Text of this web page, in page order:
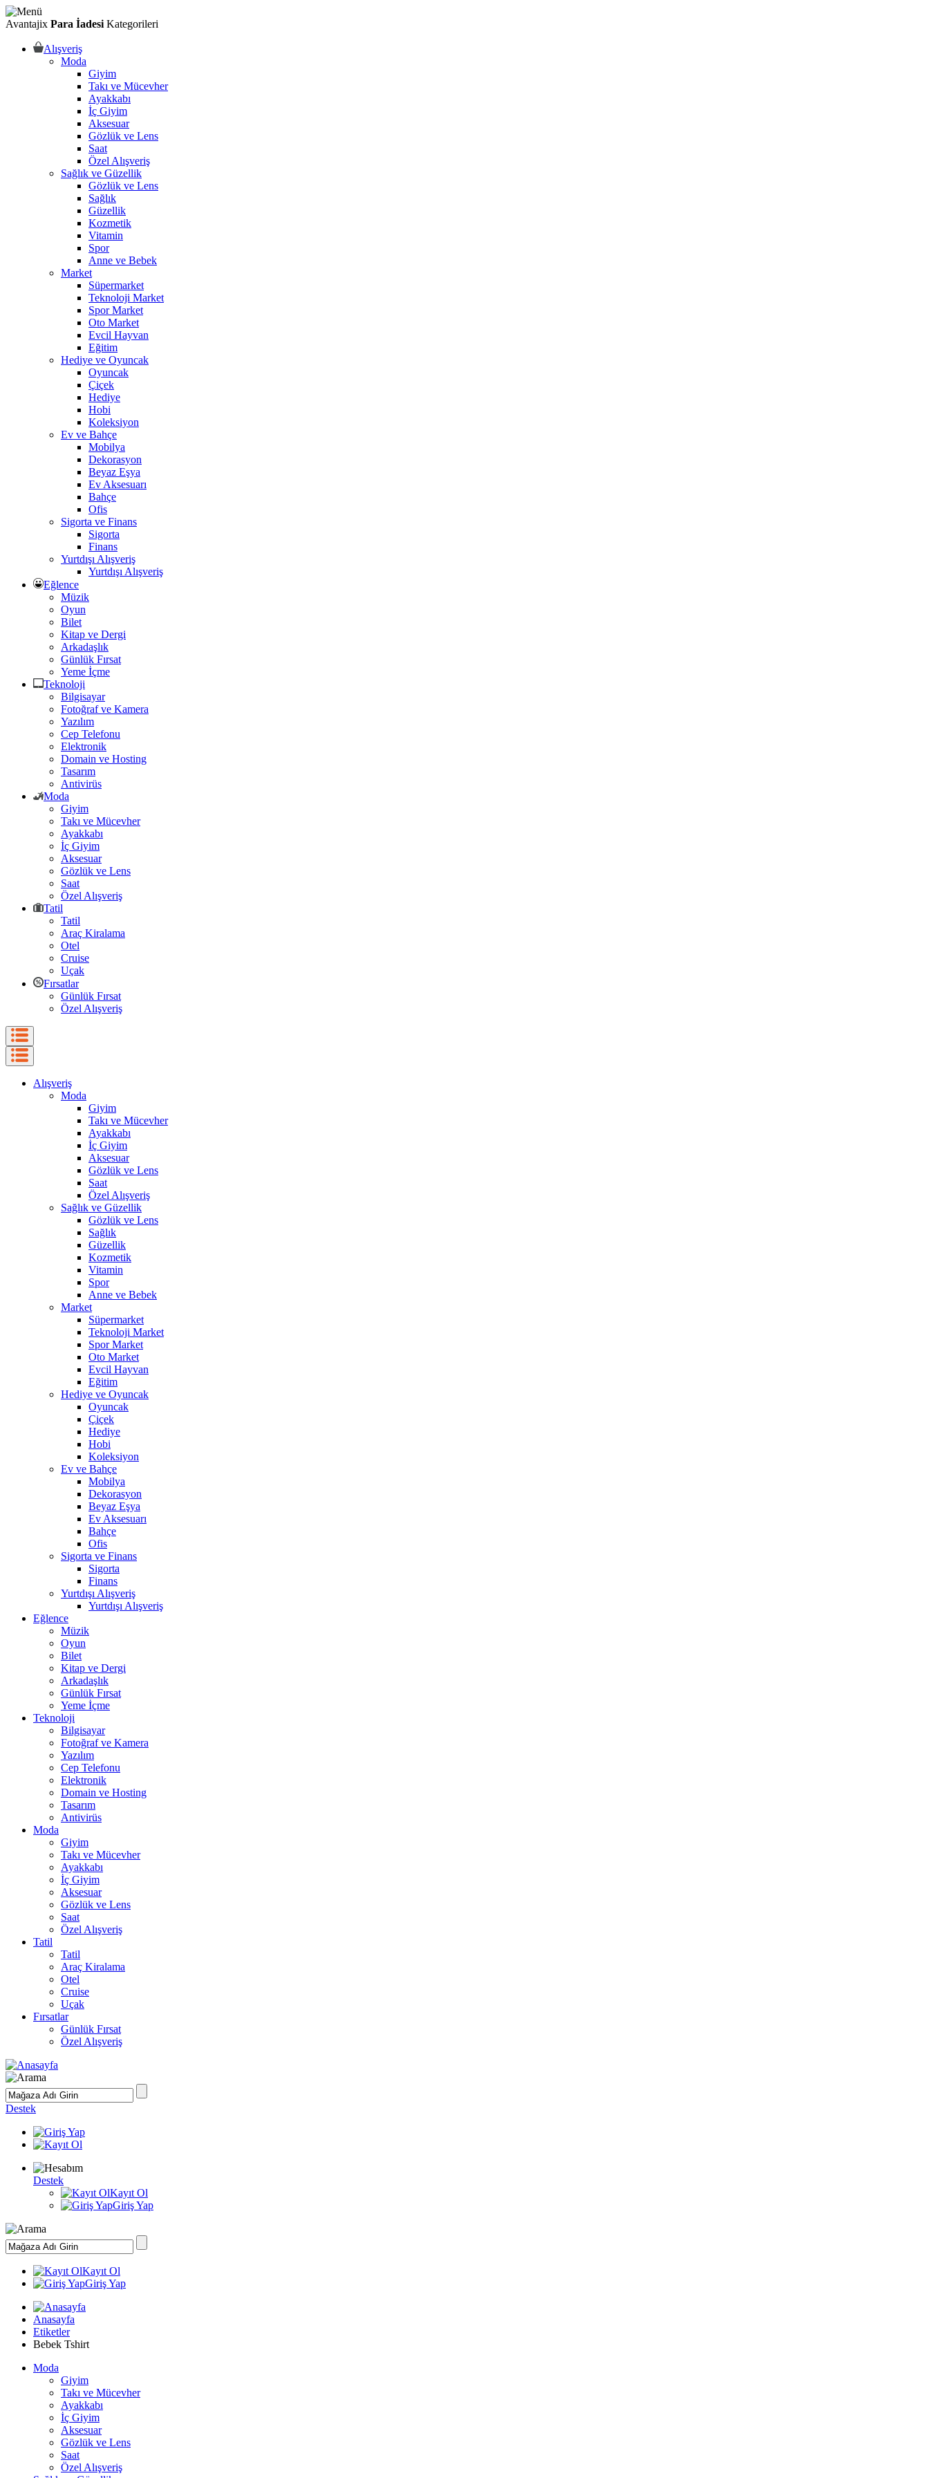
Avantajix Para İadesi Kategorileri
Alışveriş
Moda
Giyim
Takı ve Mücevher
Ayakkabı
İç Giyim
Aksesuar
Gözlük ve Lens
Saat
Özel Alışveriş
Sağlık ve Güzellik
Gözlük ve Lens
Sağlık
Güzellik
Kozmetik
Vitamin
Spor
Anne ve Bebek
Market
Süpermarket
Teknoloji Market
Spor Market
Oto Market
Evcil Hayvan
Eğitim
Hediye ve Oyuncak
Oyuncak
Çiçek
Hediye
Hobi
Koleksiyon
Ev ve Bahçe
Mobilya
Dekorasyon
Beyaz Eşya
Ev Aksesuarı
Bahçe
Ofis
Sigorta ve Finans
Sigorta
Finans
Yurtdışı Alışveriş
Yurtdışı Alışveriş
Eğlence
Müzik
Oyun
Bilet
Kitap ve Dergi
Arkadaşlık
Günlük Fırsat
Yeme İçme
Teknoloji
Bilgisayar
Fotoğraf ve Kamera
Yazılım
Cep Telefonu
Elektronik
Domain ve Hosting
Tasarım
Antivirüs
Moda
Giyim
Takı ve Mücevher
Ayakkabı
İç Giyim
Aksesuar
Gözlük ve Lens
Saat
Özel Alışveriş
Tatil
Tatil
Araç Kiralama
Otel
Cruise
Uçak
Fırsatlar
Günlük Fırsat
Özel Alışveriş
Alışveriş
Moda
Giyim
Takı ve Mücevher
Ayakkabı
İç Giyim
Aksesuar
Gözlük ve Lens
Saat
Özel Alışveriş
Sağlık ve Güzellik
Gözlük ve Lens
Sağlık
Güzellik
Kozmetik
Vitamin
Spor
Anne ve Bebek
Market
Süpermarket
Teknoloji Market
Spor Market
Oto Market
Evcil Hayvan
Eğitim
Hediye ve Oyuncak
Oyuncak
Çiçek
Hediye
Hobi
Koleksiyon
Ev ve Bahçe
Mobilya
Dekorasyon
Beyaz Eşya
Ev Aksesuarı
Bahçe
Ofis
Sigorta ve Finans
Sigorta
Finans
Yurtdışı Alışveriş
Yurtdışı Alışveriş
Eğlence
Müzik
Oyun
Bilet
Kitap ve Dergi
Arkadaşlık
Günlük Fırsat
Yeme İçme
Teknoloji
Bilgisayar
Fotoğraf ve Kamera
Yazılım
Cep Telefonu
Elektronik
Domain ve Hosting
Tasarım
Antivirüs
Moda
Giyim
Takı ve Mücevher
Ayakkabı
İç Giyim
Aksesuar
Gözlük ve Lens
Saat
Özel Alışveriş
Tatil
Tatil
Araç Kiralama
Otel
Cruise
Uçak
Fırsatlar
Günlük Fırsat
Özel Alışveriş
Destek
Destek
Kayıt Ol
Giriş Yap
Kayıt Ol
Giriş Yap
Anasayfa
Etiketler
Bebek Tshirt
Moda
Giyim
Takı ve Mücevher
Ayakkabı
İç Giyim
Aksesuar
Gözlük ve Lens
Saat
Özel Alışveriş